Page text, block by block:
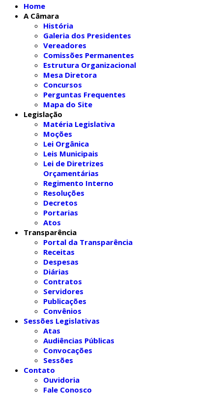
Home
A Câmara
História
Galeria dos Presidentes
Vereadores
Comissões Permanentes
Estrutura Organizacional
Mesa Diretora
Concursos
Perguntas Frequentes
Mapa do Site
Legislação
Matéria Legislativa
Moções
Lei Orgânica
Leis Municipais
Lei de Diretrizes
Orçamentárias
Regimento Interno
Resoluções
Decretos
Portarias
Atos
Transparência
Portal da Transparência
Receitas
Despesas
Diárias
Contratos
Servidores
Publicações
Convênios
Sessões Legislativas
Atas
Audiências Públicas
Convocações
Sessões
Contato
Ouvidoria
Fale Conosco